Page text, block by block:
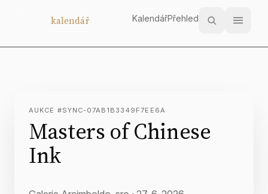
kalendář KalendářPřehled
AUKCE #SYNC-07AB1B3349F7EE6A
Masters of Chinese
Ink